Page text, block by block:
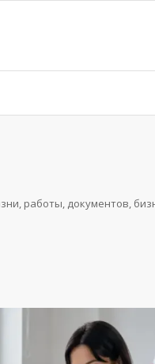
работы, документов,